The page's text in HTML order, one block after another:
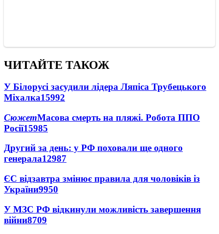
ЧИТАЙТЕ ТАКОЖ
У Білорусі засудили лідера Ляпіса Трубецького
Міхалка15992
СюжетМасова смерть на пляжі. Робота ППО
Росії15985
Другий за день: у РФ поховали ще одного
генерала12987
ЄС відзавтра змінює правила для чоловіків із
України9950
У МЗС РФ відкинули можливість завершення
війни8709